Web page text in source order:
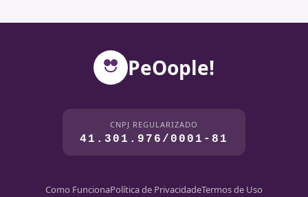
PeOople!
CNPJ REGULARIZADO
41.301.976/0001-81
Como FuncionaPolítica de PrivacidadeTermos de Uso